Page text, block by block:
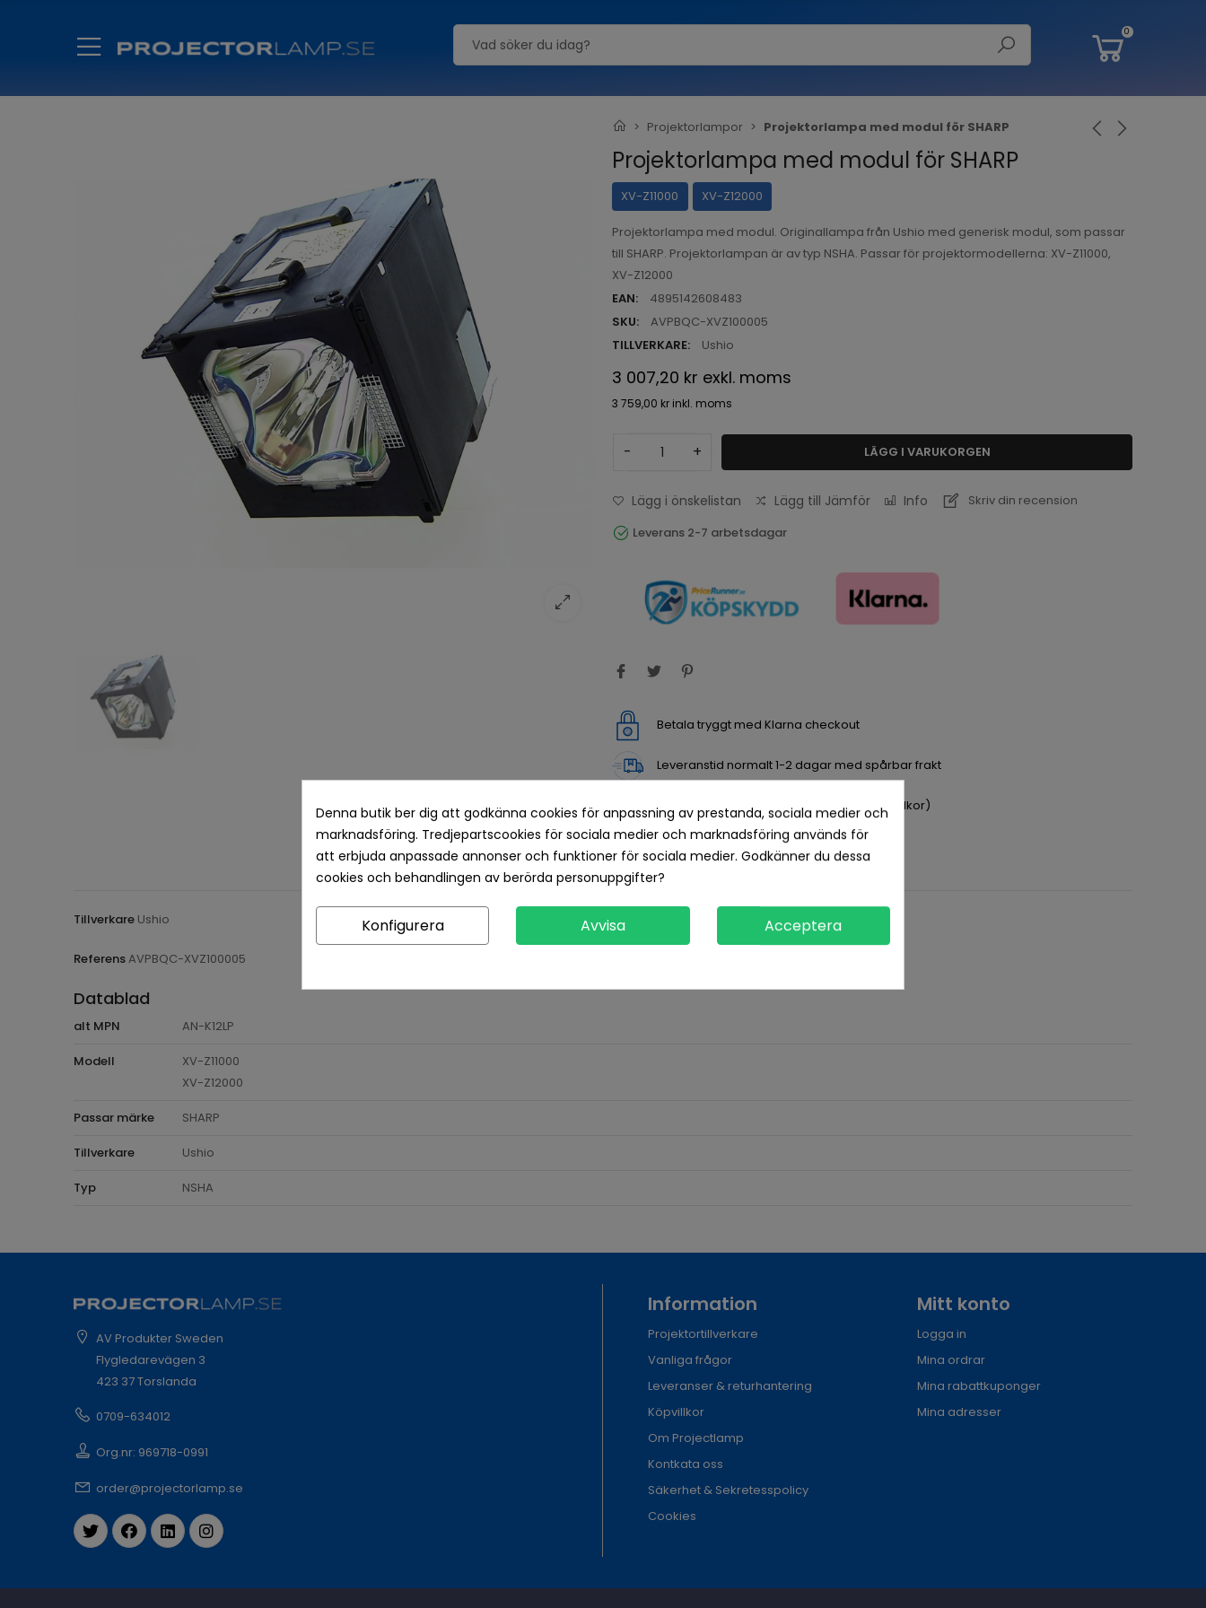
0
Projektorlampor Projektorlampa med modul för SHARP
Projektorlampa med modul för SHARP
XV-Z11000 XV-Z12000
Projektorlampa med modul. Originallampa från Ushio med generisk modul, som passar
till SHARP. Projektorlampan är av typ NSHA. Passar för projektormodellerna: XV-Z11000,
XV-Z12000
EAN:
4895142608483
SKU:
AVPBQC-XVZ100005
TILLVERKARE:
Ushio
3 007,20 kr exkl. moms
3 759,00 kr inkl. moms
- + LÄGG I VARUKORGEN
Lägg i önskelistan Lägg till Jämför Info
Skriv din recension
Leverans 2-7 arbetsdagar
Betala tryggt med Klarna checkout
Leveranstid normalt 1-2 dagar med spårbar frakt
Returvillkor 14 dagars öppet köp (se köpvillkor)
Produktdetaljer Recensioner
Tillverkare Ushio
ReferensAVPBQC-XVZ100005
Datablad
alt MPN AN-K12LP
Modell
XV-Z11000
XV-Z12000
Passar märke SHARP
Tillverkare Ushio
Typ NSHA
AV Produkter Sweden
Flygledarevägen 3
423 37 Torslanda
0709-634012
Org.nr: 969718-0991
order@projectorlamp.se
Information
Projektortillverkare
Vanliga frågor
Leveranser & returhantering
Köpvillkor
Om Projectlamp
Kontkata oss
Säkerhet & Sekretesspolicy
Cookies
Mitt konto
Logga in
Mina ordrar
Mina rabattkuponger
Mina adresser
Denna butik ber dig att godkänna cookies för anpassning av prestanda, sociala medier och
marknadsföring. Tredjepartscookies för sociala medier och marknadsföring används för
att erbjuda anpassade annonser och funktioner för sociala medier. Godkänner du dessa
cookies och behandlingen av berörda personuppgifter?
Konfigurera Avvisa Acceptera